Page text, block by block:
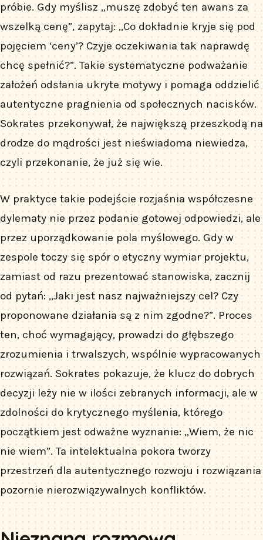
próbie. Gdy myślisz „muszę zdobyć ten awans za
wszelką cenę”, zapytaj: „Co dokładnie kryje się pod
pojęciem ‘ceny’? Czyje oczekiwania tak naprawdę
chcę spełnić?”. Takie systematyczne podważanie
założeń odsłania ukryte motywy i pomaga oddzielić
autentyczne pragnienia od społecznych nacisków.
Sokrates przekonywał, że największą przeszkodą na
drodze do mądrości jest nieświadoma niewiedza,
czyli przekonanie, że już się wie.
W praktyce takie podejście rozjaśnia współczesne
dylematy nie przez podanie gotowej odpowiedzi, ale
przez uporządkowanie pola myślowego. Gdy w
zespole toczy się spór o etyczny wymiar projektu,
zamiast od razu prezentować stanowiska, zacznij
od pytań: „Jaki jest nasz najważniejszy cel? Czy
proponowane działania są z nim zgodne?”. Proces
ten, choć wymagający, prowadzi do głębszego
zrozumienia i trwalszych, wspólnie wypracowanych
rozwiązań. Sokrates pokazuje, że klucz do dobrych
decyzji leży nie w ilości zebranych informacji, ale w
zdolności do krytycznego myślenia, którego
początkiem jest odważne wyznanie: „Wiem, że nic
nie wiem”. Ta intelektualna pokora tworzy
przestrzeń dla autentycznego rozwoju i rozwiązania
pozornie nierozwiązywalnych konfliktów.